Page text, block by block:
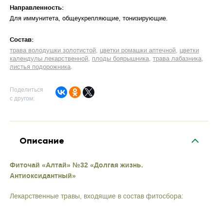
Направленность:
Для иммунитета, общеукрепляющие, тонизирующие
Cостав:
трава володушки золотистой цветки ромашки аптечной цветки
календулы лекарственной плоды боярышника трава лабазника
листья подорожника
Поделиться
с другом:
Описание
Фиточай «Алтай» №32 «Долгая жизнь.
Антиоксидантный»
Лекарственные травы, входящие в состав фитосбора: